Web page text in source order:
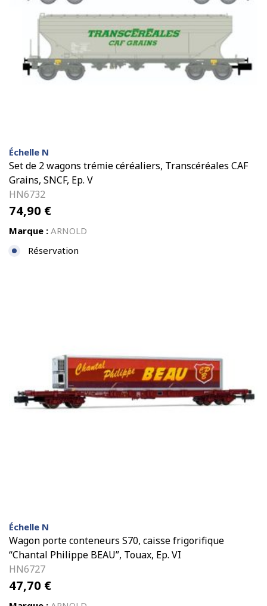
Échelle N
Set de 2 wagons trémie céréaliers, Transcéréales CAF
Grains, SNCF, Ep. V
HN6732
74,90 €
Marque : ARNOLD
Réservation
Échelle N
Wagon porte conteneurs S70, caisse frigorifique
“Chantal Philippe BEAU”, Touax, Ep. VI
HN6727
47,70 €